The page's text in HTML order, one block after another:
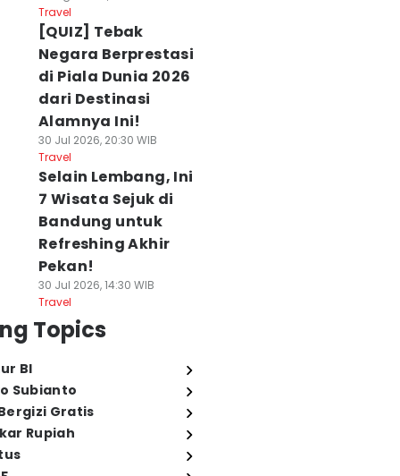
Travel
[QUIZ] Tebak
Negara Berprestasi
di Piala Dunia 2026
dari Destinasi
Alamnya Ini!
30 Jul 2026, 20:30 WIB
Travel
Selain Lembang, Ini
7 Wisata Sejuk di
Bandung untuk
Refreshing Akhir
Pekan!
30 Jul 2026, 14:30 WIB
Travel
Topics
BI
Subianto
Gratis
Rupiah